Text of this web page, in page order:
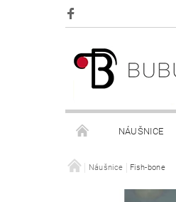
NÁUŠNICE
OBCHODNÍ PODMÍNKY
Náušnice Fish-bone